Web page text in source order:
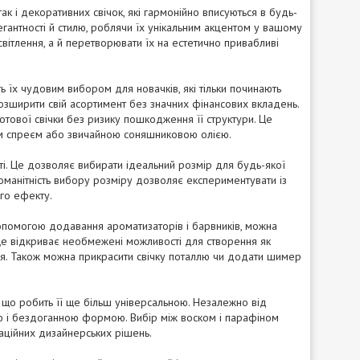
і декоративних свічок, які гармонійно вписуються в будь-
й стилю, роблячи їх унікальним акцентом у вашому
а й перетворювати їх на естетично привабливі
чудовим вибором для новачків, які тільки починають
свій асортимент без значних фінансових вкладень.
свічки без ризику пошкодження її структури. Це
спреєм або звичайною соняшниковою олією.
Це дозволяє вибирати ідеальний розмір для будь-якої
вибору розміру дозволяє експериментувати із
ефекту.
додавання ароматизаторів і барвників, можна
відкриває необмежені можливості для створення як
Також можна прикрасити свічку поталлю чи додати шимер
робить її ще більш універсальною. Незалежно від
і бездоганною формою. Вибір між воском і парафіном
дизайнерських рішень.